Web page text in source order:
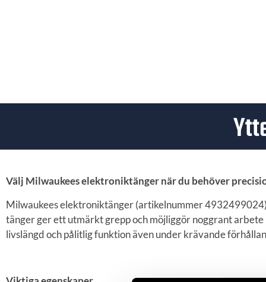
Välj Milwaukees elektronik­tänger när du behöver
Milwaukees elektronik­tänger (artikelnummer
tänger ger ett utmärkt grepp och möjliggör noggrant
livslängd och pålitlig funktion även under krävande